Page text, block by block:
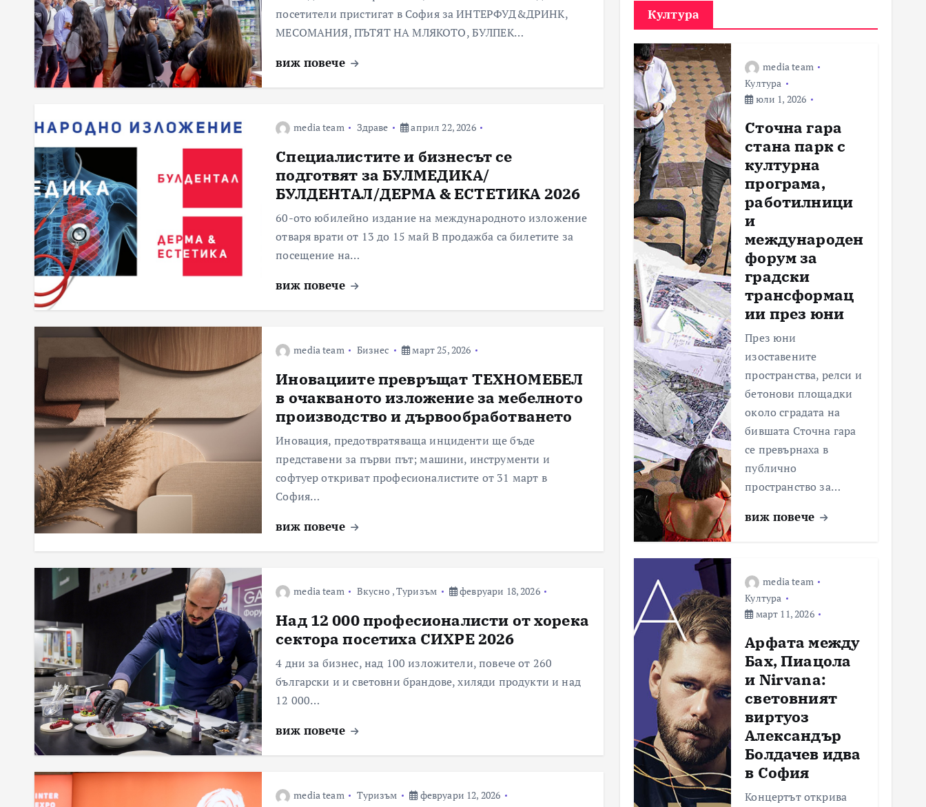
посетители пристигат в София за ИНТЕРФУД&ДРИНК,
МЕСОМАНИЯ, ПЪТЯТ НА МЛЯКОТО, БУЛПЕК…
виж повече
media team Здраве април 22, 2026
Специалистите и бизнесът се
подготвят за БУЛМЕДИКА/
БУЛДЕНТАЛ/ДЕРМА & ЕСТЕТИКА 2026
60-ото юбилейно издание на международното изложение
отваря врати от 13 до 15 май В продажба са билетите за
посещение на…
виж повече
media team Бизнес март 25, 2026
Иновациите превръщат ТЕХНОМЕБЕЛ
в очакваното изложение за мебелното
производство и дървообработването
Иновация, предотвратяваща инциденти ще бъде
представени за първи път; машини, инструменти и
софтуер откриват професионалистите от 31 март в
София…
виж повече
media team Вкусно ,Туризъм февруари 18, 2026
Над 12 000 професионалисти от хорека
сектора посетиха СИХРЕ 2026
4 дни за бизнес, над 100 изложители, повече от 260
български и и световни брандове, хиляди продукти и над
12 000…
виж повече
media team Туризъм февруари 12, 2026
Култура
media team
Култура
юли 1, 2026
Сточна гара
стана парк с
културна
програма,
работилници
и
международен
форум за
градски
трансформац
ии през юни
През юни
изоставените
пространства, релси и
бетонови площадки
около сградата на
бившата Сточна гара
се превърнаха в
публично
пространство за…
виж повече
media team
Култура
март 11, 2026
Арфата между
Бах, Пиацола
и Nirvana:
световният
виртуоз
Александър
Болдачев идва
в София
Концертът открива